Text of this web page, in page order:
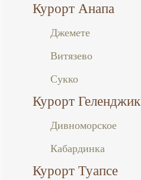
Курорт Анапа
Джемете
Витязево
Сукко
Курорт Геленджик
Дивноморское
Кабардинка
Курорт Туапсе